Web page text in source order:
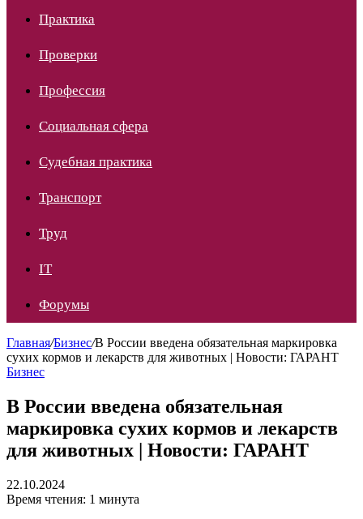
Практика
Проверки
Профессия
Социальная сфера
Судебная практика
Транспорт
Труд
IT
Форумы
Главная/Бизнес/В России введена обязательная маркировка
сухих кормов и лекарств для животных | Новости: ГАРАНТ
Бизнес
В России введена обязательная
маркировка сухих кормов и лекарств
для животных | Новости: ГАРАНТ
22.10.2024
Время чтения: 1 минута